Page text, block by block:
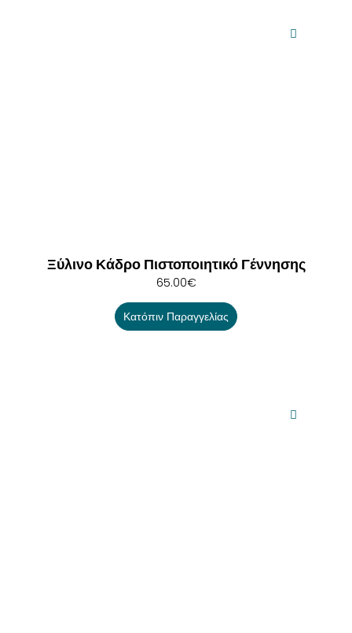
Ξύλινο Κάδρο Πιστοποιητικό Γέννησης
65.00€
Κατόπιν Παραγγελίας